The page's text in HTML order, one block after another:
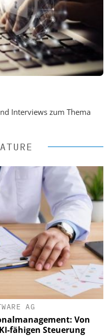
Interviews zum Thema
AG
Von
fähigen Steuerung